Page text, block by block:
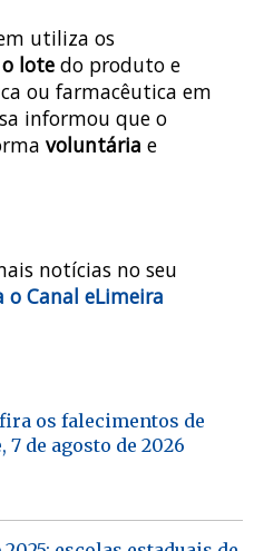
utiliza os
lote do produto e
ou farmacêutica em
informou que o
voluntária e
notícias no seu
o Canal eLimeira
os falecimentos de
7 de agosto de 2026